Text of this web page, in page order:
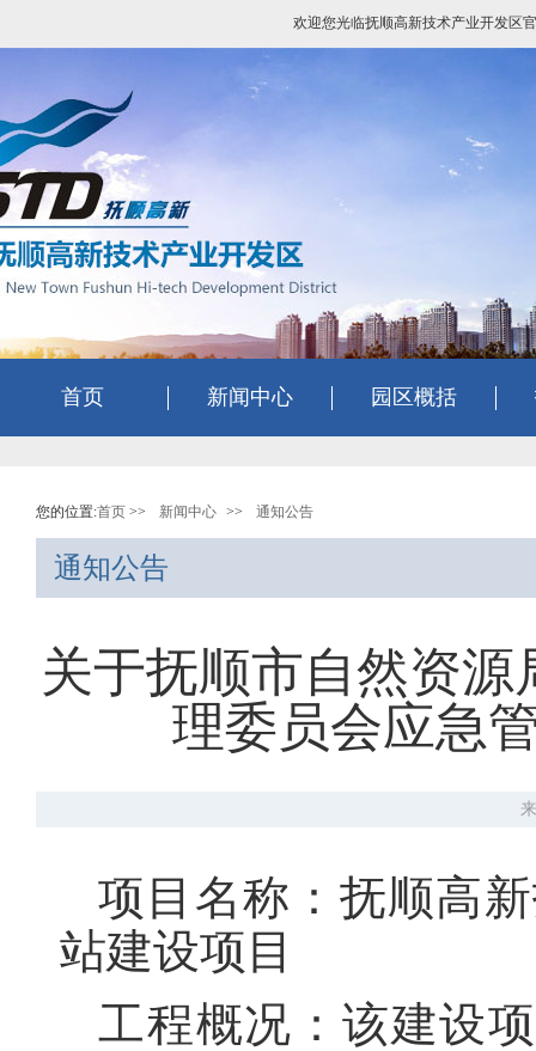
欢迎您光临抚顺高新技术产业开发区
首页 新闻中心 园区概括
您的位置:首页 >> 新闻中心 >> 通知公告
通知公告
关于抚顺市自然资
理委员会应急
项目名称：抚顺高
站建设项目
工程概况：该建设